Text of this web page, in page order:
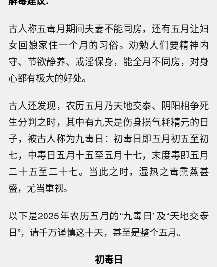
古人称五毒月期间夫妻不能同房，还有五月让妇
女回娘家住一个月的习俗。劝勉人们要精神内
守、节欲静养、戒淫保身，能全月不同房，对身
心都有极大的好处。
古人还发现，农历五月乃天地交泰、阴阳相争死
生分判之时，其中有九天是伤身损气耗精元的日
子，被古人称为九毒日：初毒日即五月初五至初
七，中毒日五月十五至五月十七，末度毒即五月
二十五至二十七。当此之时，湿热之毒熏蒸甚
盛，尤当重视。
以下是2025年农历五月的“九毒日”及“天地交泰
日”，请千万谨慎这十天，甚至是整个五月。
初毒日